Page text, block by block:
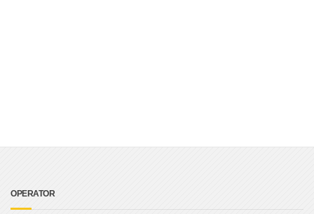
OPERATOR